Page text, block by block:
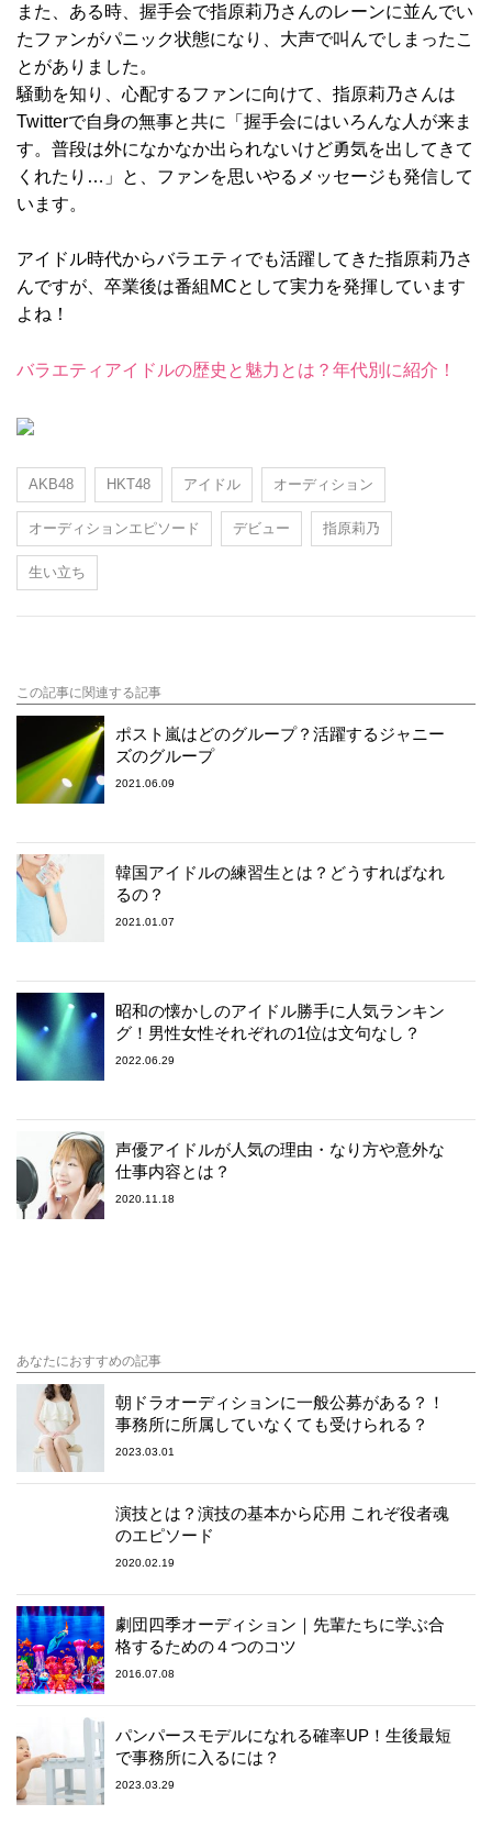
また、ある時、握手会で指原莉乃さんのレーンに並んでい
たファンがパニック状態になり、大声で叫んでしまったこ
とがありました。
騒動を知り、心配するファンに向けて、指原莉乃さんは
Twitterで自身の無事と共に「握手会にはいろんな人が来ま
す。普段は外になかなか出られないけど勇気を出してきて
くれたり…」と、ファンを思いやるメッセージも発信して
います。
アイドル時代からバラエティでも活躍してきた指原莉乃さ
んですが、卒業後は番組MCとして実力を発揮しています
よね！
バラエティアイドルの歴史と魅力とは？年代別に紹介！
AKB48 HKT48 アイドル オーディション
オーディションエピソード デビュー 指原莉乃
生い立ち
この記事に関連する記事
ポスト嵐はどのグループ？活躍するジャニー
ズのグループ
2021.06.09
韓国アイドルの練習生とは？どうすればなれ
るの？
2021.01.07
昭和の懐かしのアイドル勝手に人気ランキン
グ！男性女性それぞれの1位は文句なし？
2022.06.29
声優アイドルが人気の理由・なり方や意外な
仕事内容とは？
2020.11.18
あなたにおすすめの記事
朝ドラオーディションに一般公募がある？！
事務所に所属していなくても受けられる？
2023.03.01
演技とは？演技の基本から応用 これぞ役者魂
のエピソード
2020.02.19
劇団四季オーディション｜先輩たちに学ぶ合
格するための４つのコツ
2016.07.08
パンパースモデルになれる確率UP！生後最短
で事務所に入るには？
2023.03.29